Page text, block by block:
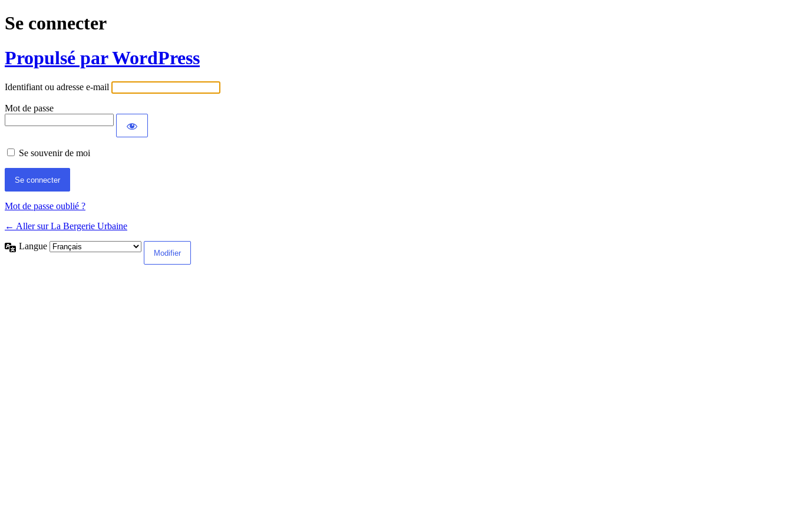
Se connecter
Propulsé par WordPress
Identifiant ou adresse e-mail
Mot de passe
Se souvenir de moi
Mot de passe oublié ?
← Aller sur La Bergerie Urbaine
Langue